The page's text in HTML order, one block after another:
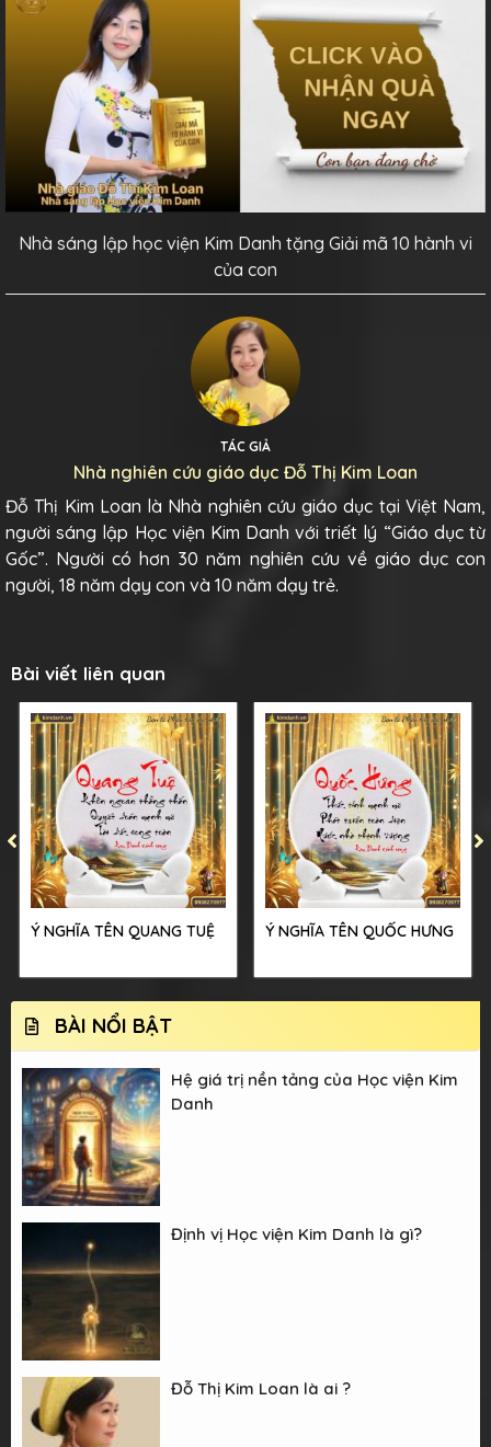
Nhà sáng lập học viện Kim Danh tặng Giải mã 10 hành vi
của con
TÁC GIẢ
Nhà nghiên cứu giáo dục Đỗ Thị Kim Loan
Đỗ Thị Kim Loan là Nhà nghiên cứu giáo dục tại Việt Nam,
người sáng lập Học viện Kim Danh với triết lý “Giáo dục từ
Gốc”. Người có hơn 30 năm nghiên cứu về giáo dục con
người, 18 năm dạy con và 10 năm dạy trẻ.
Bài viết liên quan
Ý NGHĨA TÊN QUANG TUỆ Ý NGHĨA TÊN QUỐC HƯNG
BÀI NỔI BẬT
Hệ giá trị nền tảng của Học viện Kim
Danh
Định vị Học viện Kim Danh là gì?
Đỗ Thị Kim Loan là ai ?